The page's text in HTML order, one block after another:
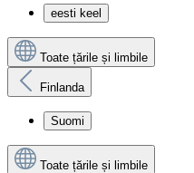
eesti keel
Toate țările și limbile
Finlanda
Suomi
Toate țările și limbile